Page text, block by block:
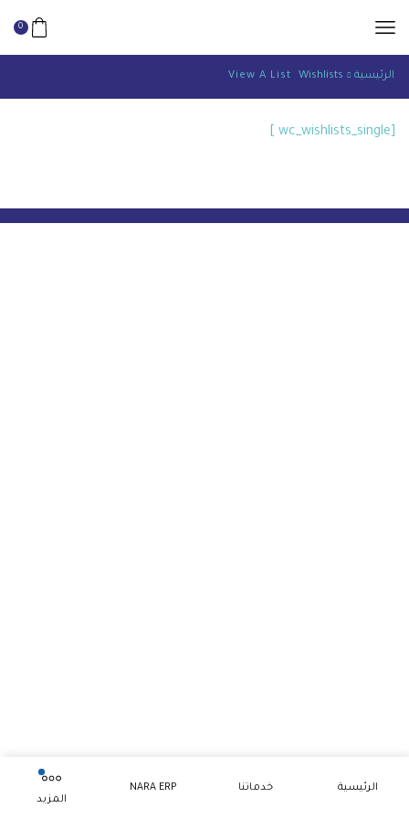
0
الرئيسية Wishlists
View A List
[wc_wishlists_single ]
الرئيسية خدماتنا
NARA ERP
المزيد